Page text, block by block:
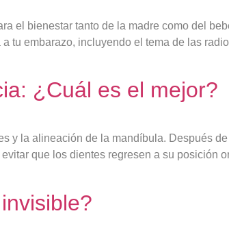
el bienestar tanto de la madre como del
tu embarazo, incluyendo el tema de las
¿Cuál es el mejor?
y la alineación de la mandíbula. Después
que los dientes regresen a su posición